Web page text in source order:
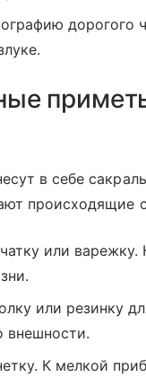
дорогого
в себе
происходящие
или варежку.
или резинку
внешности.
К мелкой